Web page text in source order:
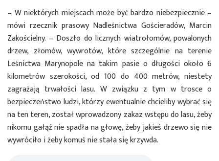
– W niektórych miejscach może być bardzo niebezpiecznie –
mówi rzecznik prasowy Nadleśnictwa Gościeradów, Marcin
Zakościelny. – Doszło do licznych wiatrołomów, powalonych
drzew, złomów, wywrotów, które szczególnie na terenie
Leśnictwa Marynopole na takim pasie o długości około 6
kilometrów szerokości, od 100 do 400 metrów, niestety
zagrażają trwałości lasu. W związku z tym w trosce o
bezpieczeństwo ludzi, którzy ewentualnie chcieliby wybrać się
na ten teren, został wprowadzony zakaz wstępu do lasu, żeby
nikomu gałąź nie spadła na głowę, żeby jakieś drzewo się nie
wywróciło i żeby komuś nie stała się krzywda.